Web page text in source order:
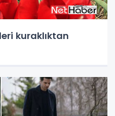
kuraklıktan